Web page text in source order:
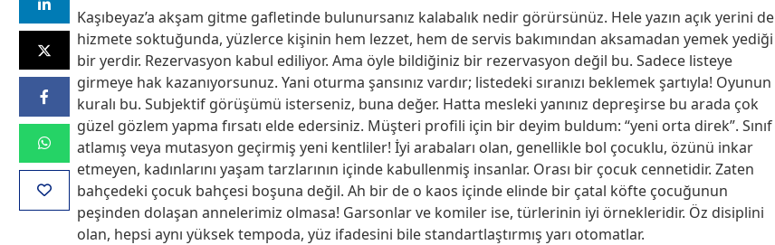
Kaşıbeyaz’a akşam gitme gafletinde bulunursanız kalabalık nedir görürsünüz. Hele yazın açık yerini de
hizmete soktuğunda, yüzlerce kişinin hem lezzet, hem de servis bakımından aksamadan yemek yediği
bir yerdir. Rezervasyon kabul ediliyor. Ama öyle bildiğiniz bir rezervasyon değil bu. Sadece listeye
girmeye hak kazanıyorsunuz. Yani oturma şansınız vardır; listedeki sıranızı beklemek şartıyla! Oyunun
kuralı bu. Subjektif görüşümü isterseniz, buna değer. Hatta mesleki yanınız depreşirse bu arada çok
güzel gözlem yapma fırsatı elde edersiniz. Müşteri profili için bir deyim buldum: “yeni orta direk”. Sınıf
atlamış veya mutasyon geçirmiş yeni kentliler! İyi arabaları olan, genellikle bol çocuklu, özünü inkar
etmeyen, kadınlarını yaşam tarzlarının içinde kabullenmiş insanlar. Orası bir çocuk cennetidir. Zaten
bahçedeki çocuk bahçesi boşuna değil. Ah bir de o kaos içinde elinde bir çatal köfte çocuğunun
peşinden dolaşan annelerimiz olmasa! Garsonlar ve komiler ise, türlerinin iyi örnekleridir. Öz disiplini
olan, hepsi aynı yüksek tempoda, yüz ifadesini bile standartlaştırmış yarı otomatlar.